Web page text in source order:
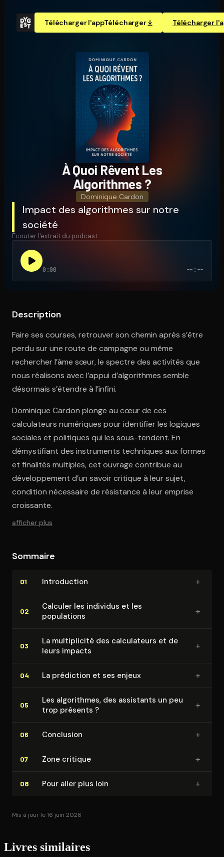
Télécharger l'appTélécharger Télécharger
Ouvre l'app Appareil photo, pointe sur le code. C'est gratuit à
À Quoi Rêvent Les
Algorithmes ?
Dominique Cardon
Impact des algorithmes sur notre
société
Écouter l'extrait du podcast :
0:00 --:--
Description
Faire ses courses, retrouver son chemin après s’être
perdu sur une route de campagne ou même
rechercher l’âme sœur, le spectre des activités que
nous réalisons avec l’appui d’algorithmes semble
désormais s’étendre à l’infini.
Dominique Cardon plonge au cœur de ces
calculateurs numériques pour identifier les logiques
sociales et politiques qui les sous-tendent. En
démystifiant des instruments techniques aux formes
et finalités multiples, cet ouvrage contribue au
développement d’un savoir critique à leur sujet,
condition nécessaire de résistance à leur emprise
croissante.
afficher plus
Sommaire
01 In­tro­duc­tion +
02
Calculer les individus et les
populations
+
03
La mul­ti­pli­ci­té des cal­cu­la­teurs et de
leurs impacts
+
04 La prédiction et ses enjeux +
05
Les algorithmes, des assistants un peu
trop présents ?
+
06 Conclusion +
07 Zone critique +
08 Pour aller plus loin +
Mis à jour le 16 juin 2026
Livres similaires